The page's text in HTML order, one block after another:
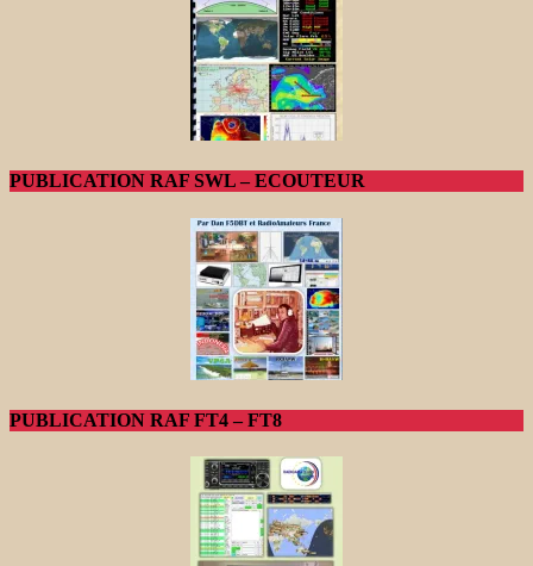
PUBLICATION RAF SWL – ECOUTEUR
PUBLICATION RAF FT4 – FT8